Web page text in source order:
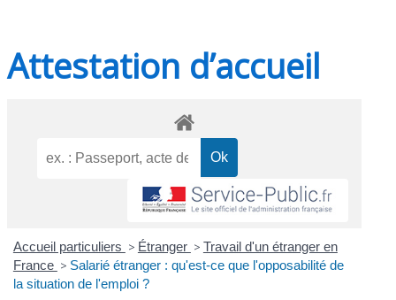
Attestation d’accueil
Accueil particuliers > Étranger > Travail d'un étranger en
France > Salarié étranger : qu'est-ce que l'opposabilité de
la situation de l'emploi ?